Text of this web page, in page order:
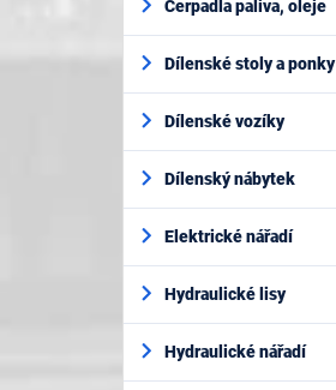
Čerpadla paliva, oleje
Dílenské stoly a ponky
Dílenské vozíky
Dílenský nábytek
Elektrické nářadí
Hydraulické lisy
Hydraulické nářadí